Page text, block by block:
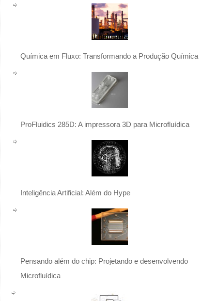
Química em Fluxo: Transformando a Produção Química
ProFluidics 285D: A impressora 3D para Microfluídica
Inteligência Artificial: Além do Hype
Pensando além do chip: Projetando e desenvolvendo
Microfluídica